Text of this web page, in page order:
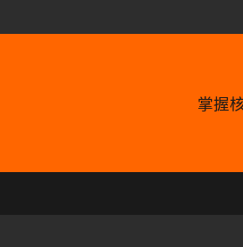
掌握